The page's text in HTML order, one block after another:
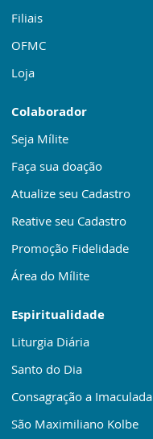
Filiais
OFMC
Loja
Colaborador
Seja Mílite
Faça sua doação
Atualize seu Cadastro
Reative seu Cadastro
Promoção Fidelidade
Área do Mílite
Espiritualidade
Liturgia Diária
Santo do Dia
Consagração a Imaculada
São Maximiliano Kolbe